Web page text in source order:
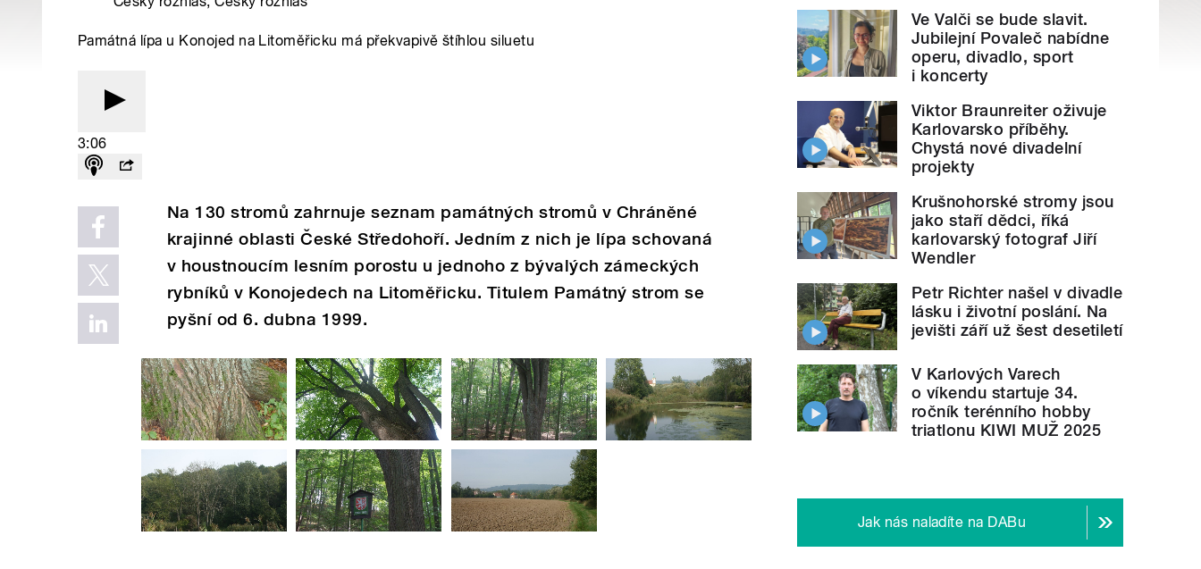
Památná lípa u Konojed na Litoměřicku má překvapivě štíhlou siluetu
3:06
Na 130 stromů zahrnuje seznam památných stromů v Chráněné
krajinné oblasti České Středohoří. Jedním z nich je lípa schovaná
v houstnoucím lesním porostu u jednoho z bývalých zámeckých
rybníků v Konojedech na Litoměřicku. Titulem Památný strom se
pyšní od 6. dubna 1999.
Ve Valči se bude slavit.
Jubilejní Povaleč nabídne
operu, divadlo, sport
i koncerty
Viktor Braunreiter oživuje
Karlovarsko příběhy.
Chystá nové divadelní
projekty
Krušnohorské stromy jsou
jako staří dědci, říká
karlovarský fotograf Jiří
Wendler
Petr Richter našel v divadle
lásku i životní poslání. Na
jevišti září už šest desetiletí
V Karlových Varech
o víkendu startuje 34.
ročník terénního hobby
triatlonu KIWI MUŽ 2025
Jak nás naladíte na DABu